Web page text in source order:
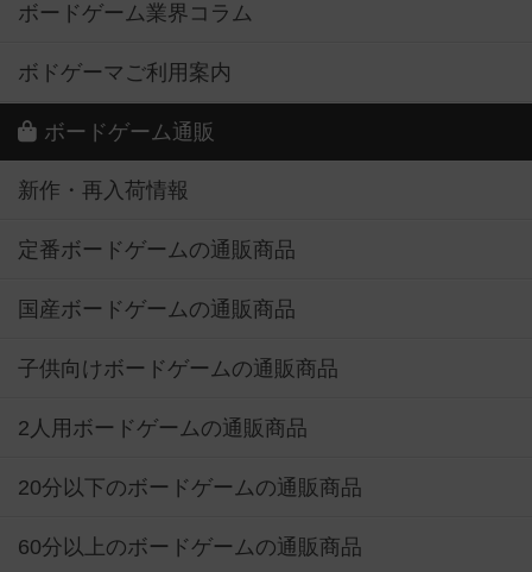
ボードゲーム業界コラム
ボドゲーマご利用案内
ボードゲーム通販
新作・再入荷情報
定番ボードゲームの通販商品
国産ボードゲームの通販商品
子供向けボードゲームの通販商品
2人用ボードゲームの通販商品
20分以下のボードゲームの通販商品
60分以上のボードゲームの通販商品